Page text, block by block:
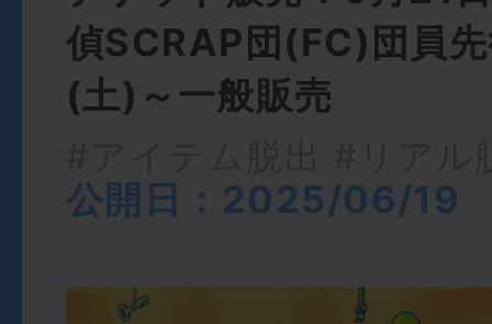
偵SCRAP団(FC)団員
(土)～一般販売
公開日：2025/06/19